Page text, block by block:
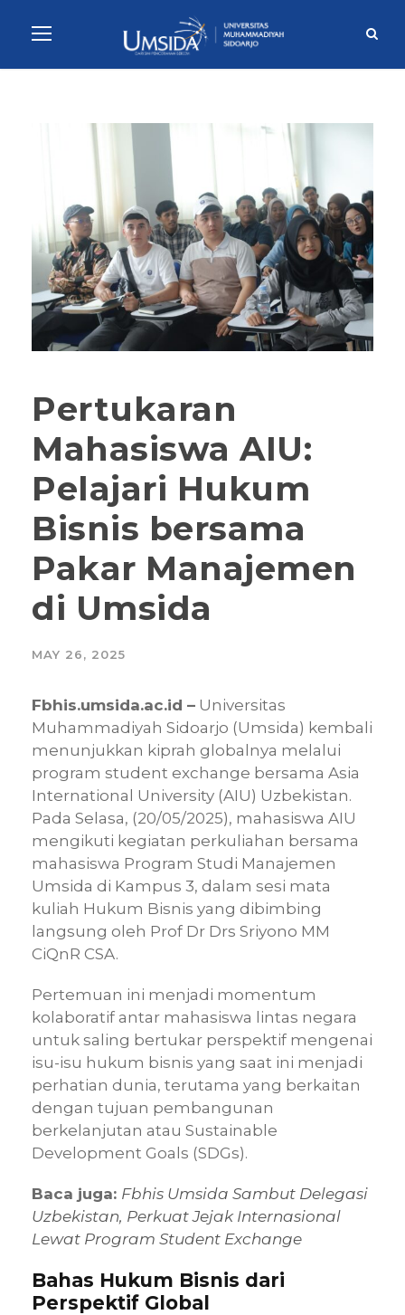
Pertukaran
Mahasiswa AIU:
Pelajari Hukum
Bisnis bersama
Pakar Manajemen
di Umsida
MAY 26, 2025
Fbhis.umsida.ac.id – Universitas
Muhammadiyah Sidoarjo (Umsida) kembali
menunjukkan kiprah globalnya melalui
program student exchange bersama Asia
International University (AIU) Uzbekistan.
Pada Selasa, (20/05/2025), mahasiswa AIU
mengikuti kegiatan perkuliahan bersama
mahasiswa Program Studi Manajemen
Umsida di Kampus 3, dalam sesi mata
kuliah Hukum Bisnis yang dibimbing
langsung oleh Prof Dr Drs Sriyono MM
CiQnR CSA.
Pertemuan ini menjadi momentum
kolaboratif antar mahasiswa lintas negara
untuk saling bertukar perspektif mengenai
isu-isu hukum bisnis yang saat ini menjadi
perhatian dunia, terutama yang berkaitan
dengan tujuan pembangunan
berkelanjutan atau Sustainable
Development Goals (SDGs).
Baca juga: Fbhis Umsida Sambut Delegasi
Uzbekistan, Perkuat Jejak Internasional
Lewat Program Student Exchange
Bahas Hukum Bisnis dari
Perspektif Global